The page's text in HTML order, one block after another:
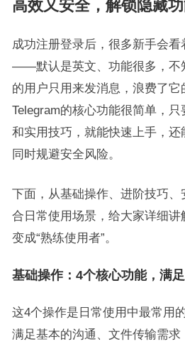
高效又安全，解锁隐藏
成功注册登录后，很多新手会看
——默认是英文、功能很多，不
的用户只用来发消息，浪费了它
Telegram的核心功能很简单，
和实用技巧，就能快速上手，还
同时规避安全风险。
下面，从基础操作、进阶技巧
合日常使用场景，给大家详细讲
变成“熟练使用者”。
基础操作：4个核心功能，满
这4个操作是日常使用中最常用
满足基本的沟通、文件传输需求